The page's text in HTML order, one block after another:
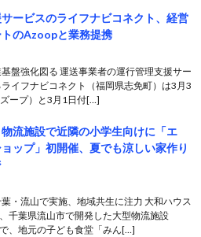
ービスのライフナビコネクト、経営
のAzoopと業務提携
盤強化図る 運送事業者の運行管理支援サー
イフナビコネクト（福岡県志免町）は3月3
ープ）と3月1日付[…]
物流施設で近隣の小学生向けに「エ
ップ」初開催、夏でも涼しい家作り
・流山で実施、地域共生に注力 大和ハウス
千葉県流山市で開発した大型物流施設
、地元の子ども食堂「みん[…]